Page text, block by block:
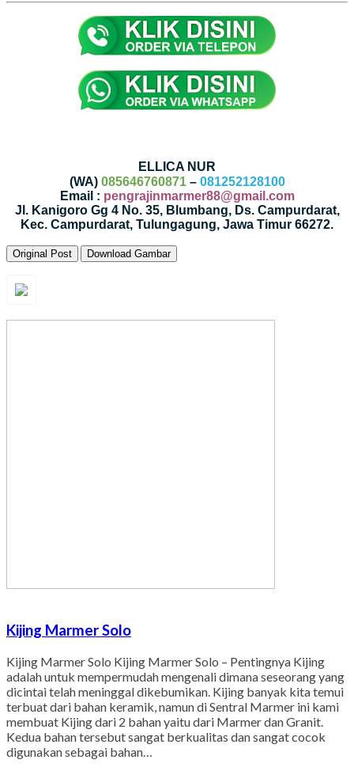
ELLICA NUR
(WA) 085646760871– 081252128100
Email : pengrajinmarmer88@gmail.com
Jl. Kanigoro Gg 4 No. 35, Blumbang, Ds. Campurdarat,
Kec. Campurdarat, Tulungagung, Jawa Timur 66272.
Original Post Download Gambar
Kijing Marmer Solo
Kijing Marmer Solo Kijing Marmer Solo – Pentingnya Kijing
adalah untuk mempermudah mengenali dimana seseorang yang
dicintai telah meninggal dikebumikan. Kijing banyak kita temui
terbuat dari bahan keramik, namun di Sentral Marmer ini kami
membuat Kijing dari 2 bahan yaitu dari Marmer dan Granit.
Kedua bahan tersebut sangat berkualitas dan sangat cocok
digunakan sebagai bahan…